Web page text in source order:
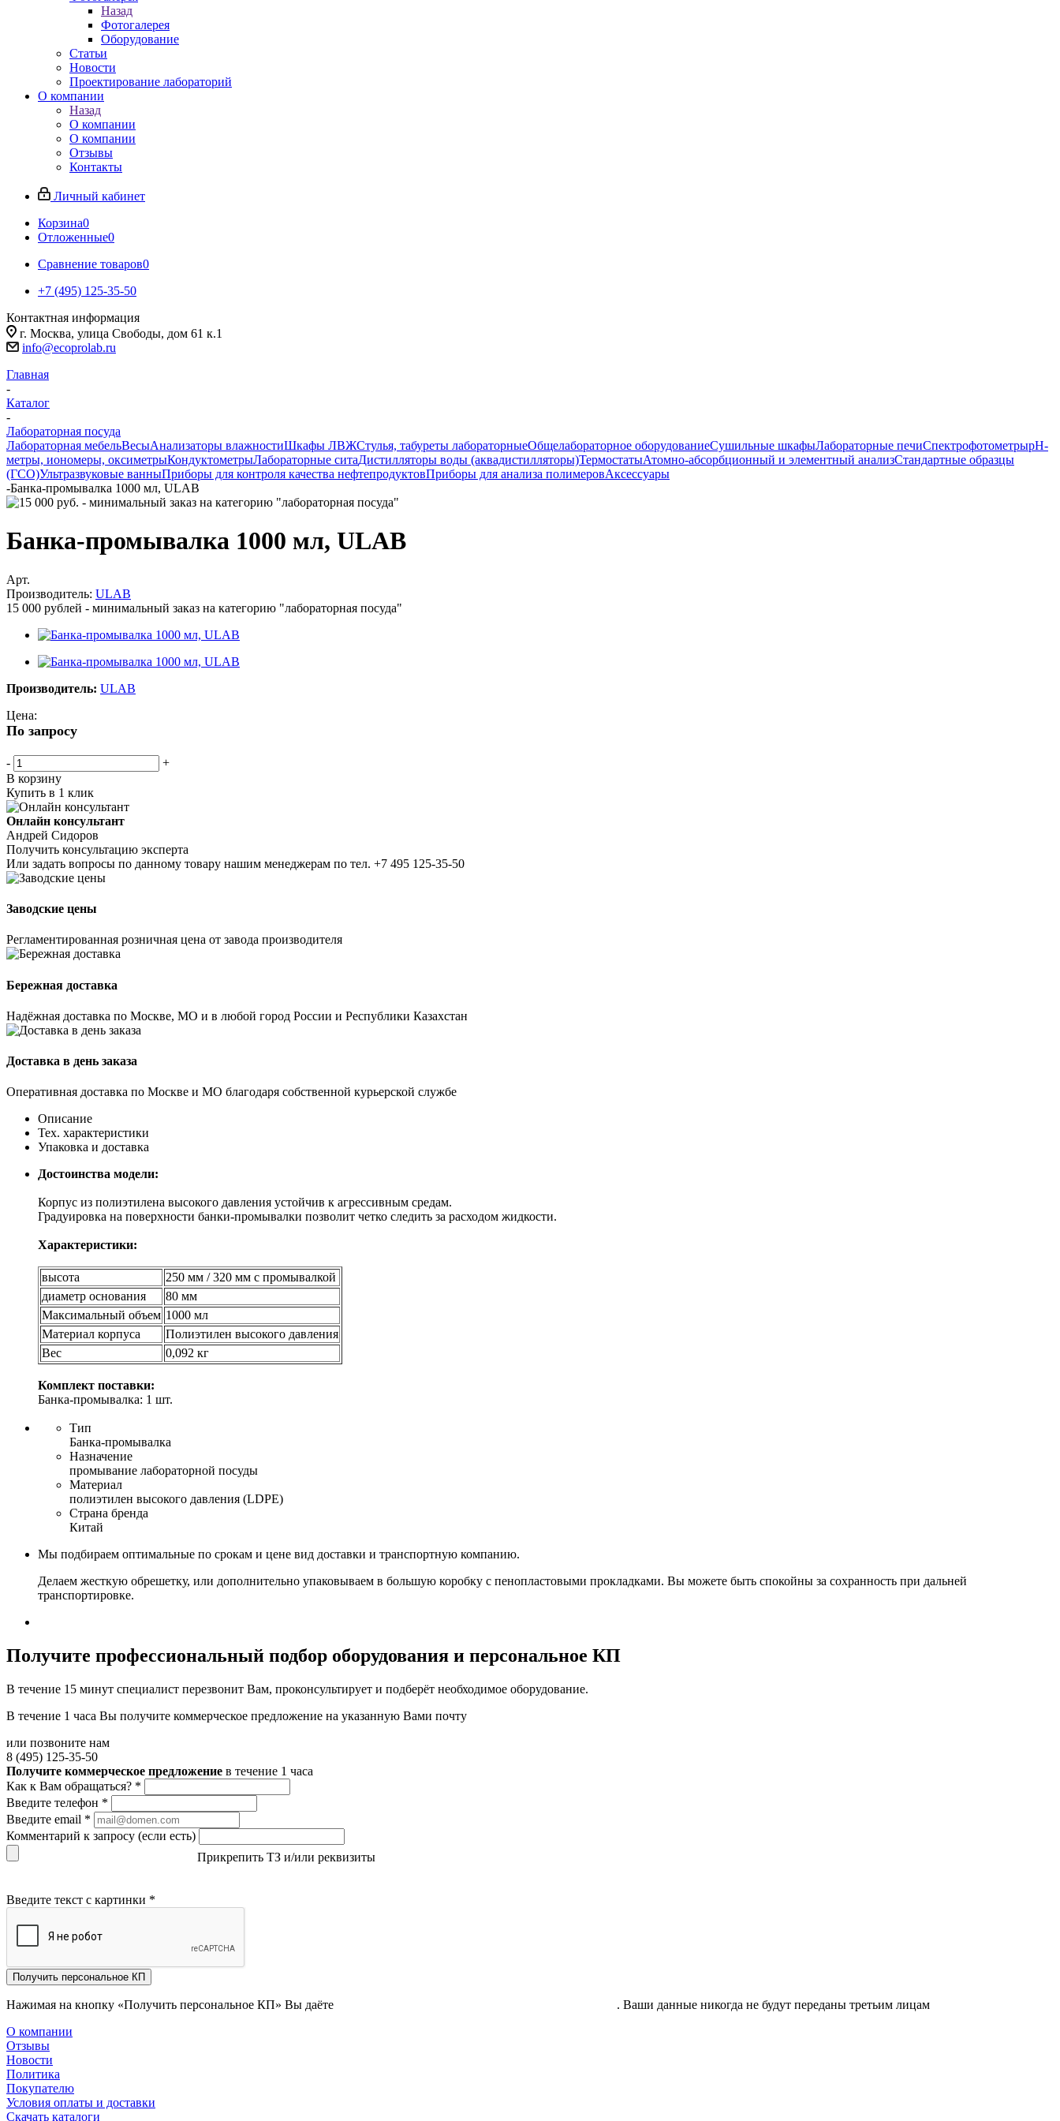
Назад
Фотогалерея
Оборудование
Статьи
Новости
Проектирование лабораторий
О компании
Назад
О компании
О компании
Отзывы
Контакты
Личный кабинет
Корзина0
Отложенные0
Сравнение товаров0
+7 (495) 125-35-50
Контактная информация
г. Москва, улица Свободы, дом 61 к.1
info@ecoprolab.ru
Главная
-
Каталог
-
Лабораторная посуда
Лабораторная мебельВесыАнализаторы влажностиШкафы ЛВЖСтулья, табуреты лабораторныеОбщелабораторное оборудованиеСушильные шкафыЛабораторные печиСпектрофотометрыpH-
метры, иономеры, оксиметрыКондуктометрыЛабораторные ситаДистилляторы воды (аквадистилляторы)ТермостатыАтомно-абсорбционный и элементный анализСтандартные образцы
(ГСО)Ультразвуковые ванныПриборы для контроля качества нефтепродуктовПриборы для анализа полимеровАксессуары
-Банка-промывалка 1000 мл, ULAB
Банка-промывалка 1000 мл, ULAB
Арт.
Производитель: ULAB
15 000 рублей - минимальный заказ на категорию "лабораторная посуда"
Производитель: ULAB
Цена:
По запросу
-
+
В корзину
Купить в 1 клик
Онлайн консультант
Андрей Сидоров
Получить консультацию эксперта
Или задать вопросы по данному товару нашим менеджерам по тел. +7 495 125-35-50
Заводские цены
Регламентированная розничная цена от завода производителя
Бережная доставка
Надёжная доставка по Москве, МО и в любой город России и Республики Казахстан
Доставка в день заказа
Оперативная доставка по Москве и МО благодаря собственной курьерской службе
Описание
Тех. характеристики
Упаковка и доставка
Достоинства модели:
Корпус из полиэтилена высокого давления устойчив к агрессивным средам.
Градуировка на поверхности банки-промывалки позволит четко следить за расходом жидкости.
Характеристики:
высота
250 мм / 320 мм с промывалкой
диаметр основания
80 мм
Максимальный объем 1000 мл
Материал корпуса
Полиэтилен высокого давления
Вес
0,092 кг
Комплект поставки:
Банка-промывалка: 1 шт.
Тип
Банка-промывалка
Назначение
промывание лабораторной посуды
Материал
полиэтилен высокого давления (LDPE)
Страна бренда
Китай
Мы подбираем оптимальные по срокам и цене вид доставки и транспортную компанию.
Делаем жесткую обрешетку, или дополнительно упаковываем в большую коробку с пенопластовыми прокладками. Вы можете быть спокойны за сохранность при дальней
транспортировке.
Получите профессиональный подбор оборудования и персональное КП
В течение 15 минут специалист перезвонит Вам, проконсультирует и подберёт необходимое оборудование.
В течение 1 часа Вы получите коммерческое предложение на указанную Вами почту
или позвоните нам
8 (495) 125-35-50
Получите коммерческое предложение в течение 1 часа
Как к Вам обращаться? *
Введите телефон *
Введите email *
Комментарий к запросу (если есть)
Прикрепить ТЗ и/или реквизиты
Введите текст с картинки *
Получить персональное КП
Нажимая на кнопку «Получить персональное КП» Вы даёте
. Ваши данные никогда не будут переданы третьим лицам
О компании
Отзывы
Новости
Политика
Покупателю
Условия оплаты и доставки
Скачать каталоги